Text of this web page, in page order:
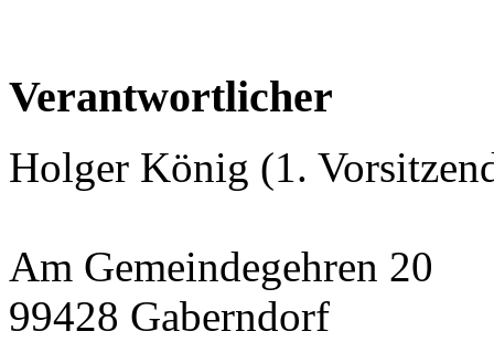
Verantwortlicher
Holger König (1.
Am Gemeindegehren 20
99428 Gaberndorf